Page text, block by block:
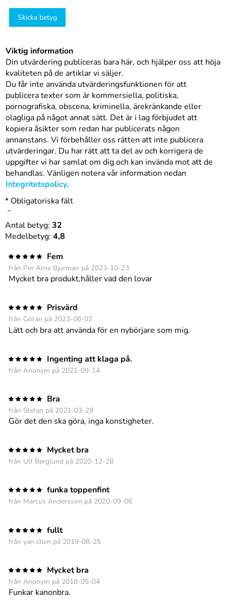
Skicka betyg
Viktig information
Din utvärdering publiceras bara här, och hjälper oss att höja
kvaliteten på de artiklar vi säljer.
Du får inte använda utvärderingsfunktionen för att
publicera texter som är kommersiella, politiska,
pornografiska, obscena, kriminella, ärekränkande eller
olagliga på något annat sätt. Det är i lag förbjudet att
kopiera åsikter som redan har publicerats någon
annanstans. Vi förbehåller oss rätten att inte publicera
utvärderingar. Du har rätt att ta del av och korrigera de
uppgifter vi har samlat om dig och kan invända mot att de
behandlas. Vänligen notera vår information nedan
Integritetspolicy.
* Obligatoriska fält
Antal betyg: 32
Medelbetyg: 4,8
Fem
från Per Arne Bjurman på 2023-10-23
Mycket bra produkt,håller vad den lovar
Prisvärd
från Göran på 2023-06-02
Lätt och bra att använda för en nybörjare som mig.
Ingenting att klaga på.
från Anonym på 2021-09-14
Bra
från Stefan på 2021-03-29
Gör det den ska göra, inga konstigheter.
Mycket bra
från Ulf Berglund på 2020-12-28
funka toppenfint
från Marcus Andersson på 2020-09-06
fullt
från yan chen på 2019-08-25
Mycket bra
från Anonym på 2018-05-04
Funkar kanonbra.